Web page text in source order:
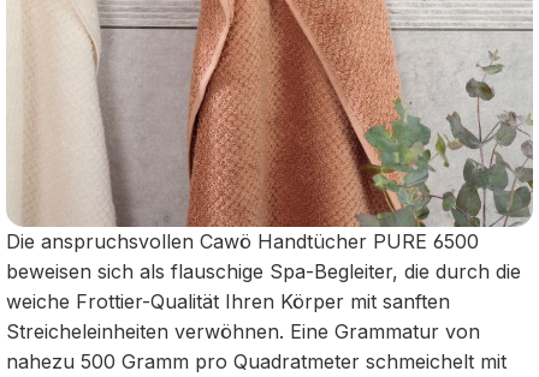
Die anspruchsvollen Cawö Handtücher PURE 6500
beweisen sich als flauschige Spa-Begleiter, die durch die
weiche Frottier-Qualität Ihren Körper mit sanften
Streicheleinheiten verwöhnen. Eine Grammatur von
nahezu 500 Gramm pro Quadratmeter schmeichelt mit